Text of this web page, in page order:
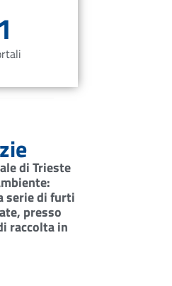
di Trieste
serie di furti
presso
raccolta in